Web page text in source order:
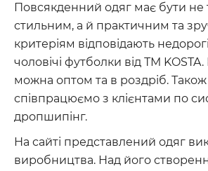
Повсякденний одяг має бути не
стильним, а й практичним та
критеріям відповідають
чоловічі футболки від ТМ KOSTA.
можна оптом та в роздріб.
співпрацюємо з клієнтами по
дропшипінг.
На сайті представлений одяг
виробництва. Над його